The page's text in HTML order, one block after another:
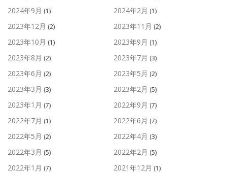
2024年9月 (1) 2024年2月 (1)
2023年12月 (2) 2023年11月 (2)
2023年10月 (1) 2023年9月 (1)
2023年8月 (2) 2023年7月 (3)
2023年6月 (2) 2023年5月 (2)
2023年3月 (3) 2023年2月 (5)
2023年1月 (7) 2022年9月 (7)
2022年7月 (1) 2022年6月 (7)
2022年5月 (2) 2022年4月 (3)
2022年3月 (5) 2022年2月 (5)
2022年1月 (7) 2021年12月 (1)